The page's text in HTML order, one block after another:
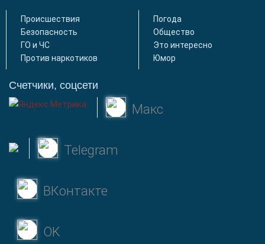
Происшествия
Безопасность
ГО и ЧС
Против наркотиков
Погода
Общество
Это интересно
Юмор
Счетчики, соцсети
Макс
Telegram
ВКонтакте
OK